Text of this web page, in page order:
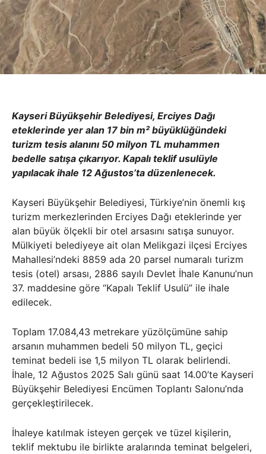
Kayseri Büyükşehir Belediyesi, Erciyes Dağı
eteklerinde yer alan 17 bin m² büyüklüğündeki
turizm tesis alanını 50 milyon TL muhammen
bedelle satışa çıkarıyor. Kapalı teklif usulüyle
yapılacak ihale 12 Ağustos’ta düzenlenecek.
Kayseri Büyükşehir Belediyesi, Türkiye’nin önemli kış
turizm merkezlerinden Erciyes Dağı eteklerinde yer
alan büyük ölçekli bir otel arsasını satışa sunuyor.
Mülkiyeti belediyeye ait olan Melikgazi ilçesi Erciyes
Mahallesi’ndeki 8859 ada 20 parsel numaralı turizm
tesis (otel) arsası, 2886 sayılı Devlet İhale Kanunu’nun
37. maddesine göre “Kapalı Teklif Usulü” ile ihale
edilecek.
Toplam 17.084,43 metrekare yüzölçümüne sahip
arsanın muhammen bedeli 50 milyon TL, geçici
teminat bedeli ise 1,5 milyon TL olarak belirlendi.
İhale, 12 Ağustos 2025 Salı günü saat 14.00’te Kayseri
Büyükşehir Belediyesi Encümen Toplantı Salonu’nda
gerçekleştirilecek.
İhaleye katılmak isteyen gerçek ve tüzel kişilerin,
teklif mektubu ile birlikte aralarında teminat belgeleri,